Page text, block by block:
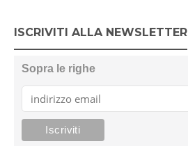
ISCRIVITI ALLA NEWSLETTER
Sopra le righe